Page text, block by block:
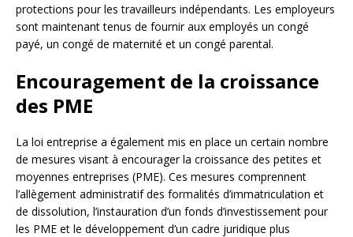
protections pour les travailleurs indépendants. Les employeurs
sont maintenant tenus de fournir aux employés un congé
payé, un congé de maternité et un congé parental.
Encouragement de la croissance
des PME
La loi entreprise a également mis en place un certain nombre
de mesures visant à encourager la croissance des petites et
moyennes entreprises (PME). Ces mesures comprennent
l’allègement administratif des formalités d’immatriculation et
de dissolution, l’instauration d’un fonds d’investissement pour
les PME et le développement d’un cadre juridique plus